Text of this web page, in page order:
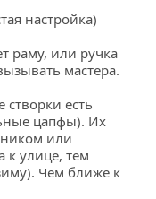
настройка)
раму, или ручка
мастера.
створки есть
цапфы). Их
или
к улице, тем
Чем ближе к